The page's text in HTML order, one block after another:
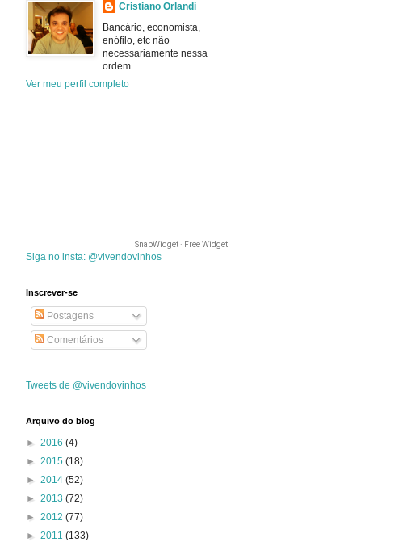
Cristiano Orlandi
Bancário, economista,
enófilo, etc não
necessariamente nessa
ordem...
Ver meu perfil completo
SnapWidget · Free Widget
Siga no insta: @vivendovinhos
Inscrever-se
Postagens
Comentários
Tweets de @vivendovinhos
Arquivo do blog
► 2016 (4)
► 2015 (18)
► 2014 (52)
► 2013 (72)
► 2012 (77)
► 2011 (133)